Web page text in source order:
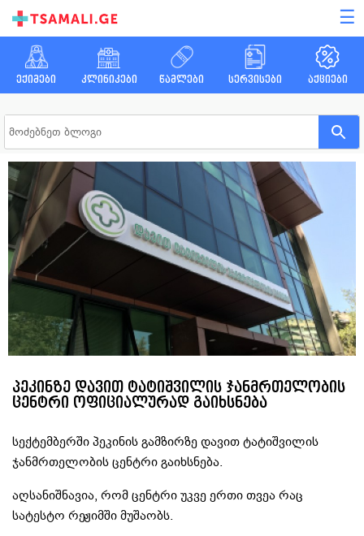
☰
ექიმები კლინიკები წამლები სერვისები აქციები
პეკინზე დავით ტატიშვილის ჯანმრთელობის
ცენტრი ოფიციალურად გაიხსნება
სექტემბერში პეკინის გამზირზე დავით ტატიშვილის
ჯანმრთელობის ცენტრი გაიხსნება.
აღსანიშნავია, რომ ცენტრი უკვე ერთი თვეა რაც
სატესტო რეჟიმში მუშაობს.